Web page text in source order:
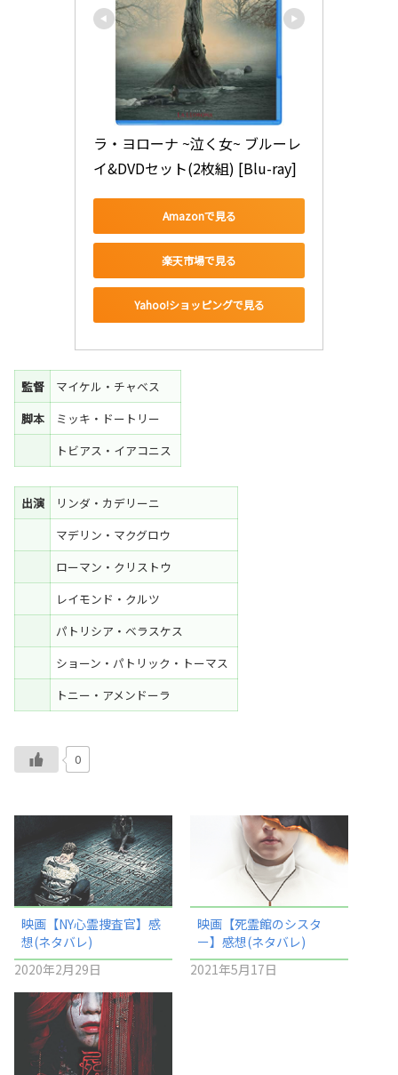
ラ・ヨローナ ~泣く女~ ブルーレ
イ&DVDセット(2枚組) [Blu-ray]
Amazonで見る
楽天市場で見る
Yahoo!ショッピングで見る
監督
マイケル・チャベス
脚本
ミッキ・ドートリー
トビアス・イアコニス
出演
リンダ・カデリーニ
マデリン・マクグロウ
ローマン・クリストウ
レイモンド・クルツ
パトリシア・ベラスケス
ショーン・パトリック・トーマス
トニー・アメンドーラ
0
映画【NY心霊捜査官】感
想(ネタバレ)
2020年2月29日
映画【死霊館のシスタ
ー】感想(ネタバレ)
2021年5月17日